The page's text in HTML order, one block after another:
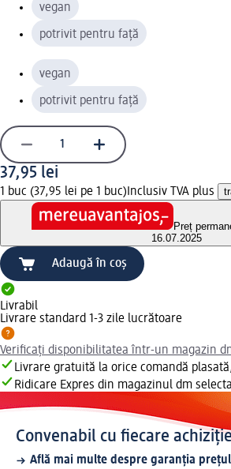
vegan
potrivit pentru față
vegan
potrivit pentru față
37,95 lei
1 buc (37,95 lei pe 1 buc) Inclusiv TVA plus
Preț
16.07.2025
Adaugă în coș
Livrabil
Livrare standard 1-3 zile lucrătoare
Verificați disponibilitatea într-un magazin
Livrare gratuită la orice comandă
Ridicare Expres din magazinul dm
Convenabil cu fiecare
Află mai multe despre garanția